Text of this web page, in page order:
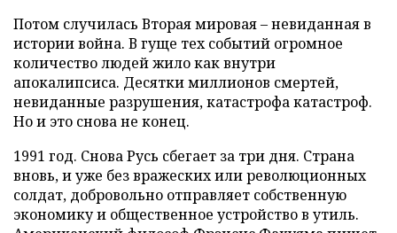
Потом случилась Вторая мировая – невиданная в
истории война. В гуще тех событий огромное
количество людей жило как внутри
апокалипсиса. Десятки миллионов смертей,
невиданные разрушения, катастрофа катастроф.
Но и это снова не конец.
1991 год. Снова Русь сбегает за три дня. Страна
вновь, и уже без вражеских или революционных
солдат, добровольно отправляет собственную
экономику и общественное устройство в утиль.